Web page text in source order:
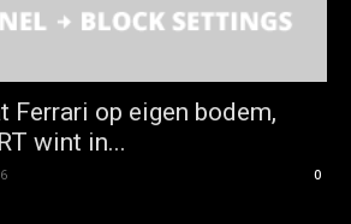
Ferrari op eigen bodem,
wint in...
0